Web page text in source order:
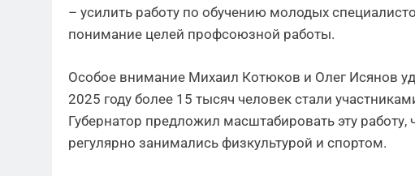
– усилить работу по обучению молодых
понимание целей профсоюзной работы.
Особое внимание Михаил Котюков и Олег Исянов
2025 году более 15 тысяч человек стали
Губернатор предложил масштабировать эту
регулярно занимались физкультурой и спортом.